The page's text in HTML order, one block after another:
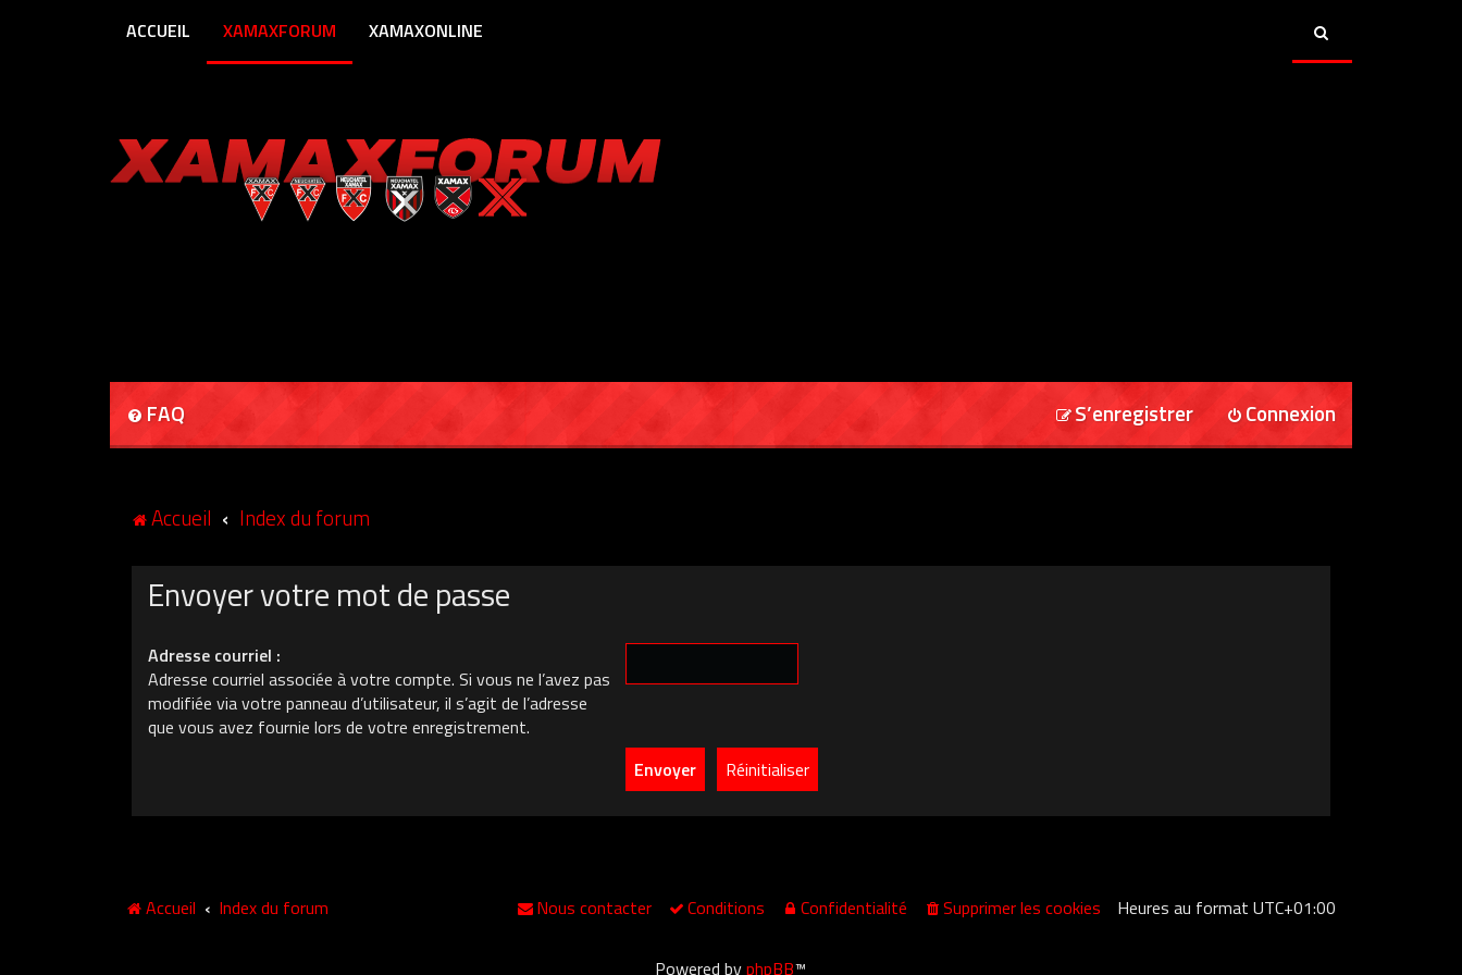
ACCUEIL XAMAXFORUM XAMAXONLINE
FAQ Connexion
S’enregistrer
Accueil Index du forum
Envoyer votre mot de passe
Adresse courriel :
Adresse courriel associée à votre compte. Si vous ne l’avez pas
modifiée via votre panneau d’utilisateur, il s’agit de l’adresse
que vous avez fournie lors de votre enregistrement.
Accueil Index du forum Heures au formatUTC+01:00
Supprimer les cookies
Confidentialité
Conditions
Nous contacter
Powered byphpBB™